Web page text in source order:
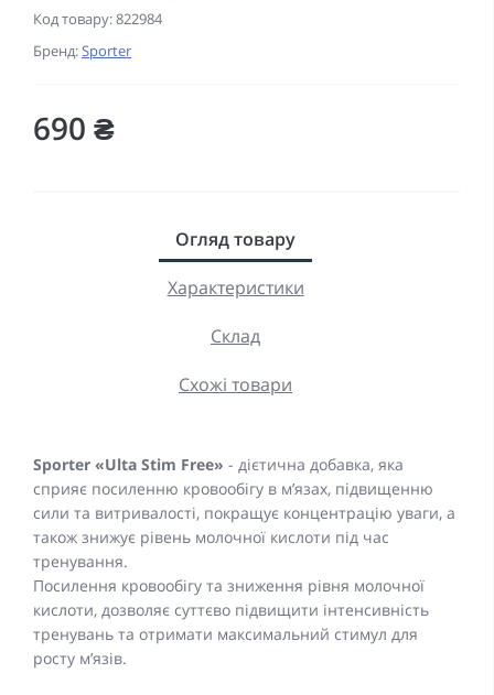
Код товару:822984
Бренд:Sporter
690 ₴
Огляд товару
Характеристики
Склад
Схожі товари
Sporter «Ulta Stim Free» - дієтична добавка, яка
сприяє посиленню кровообігу в м’язах, підвищенню
сили та витривалості, покращує концентрацію уваги, а
також знижує рівень молочної кислоти під час
тренування.
Посилення кровообігу та зниження рівня молочної
кислоти, дозволяє суттєво підвищити інтенсивність
тренувань та отримати максимальний стимул для
росту м’язів.